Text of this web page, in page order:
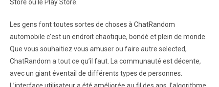
Store ou le Play Store.
Les gens font toutes sortes de choses à ChatRandom
automobile c’est un endroit chaotique, bondé et plein de monde.
Que vous souhaitiez vous amuser ou faire autre selected,
ChatRandom a tout ce qu’il faut. La communauté est décente,
avec un giant éventail de différents types de personnes.